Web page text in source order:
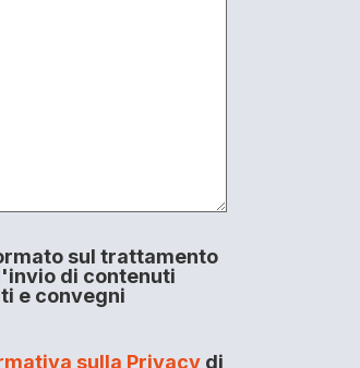
sul trattamento
di contenuti
e convegni
sulla Privacydi